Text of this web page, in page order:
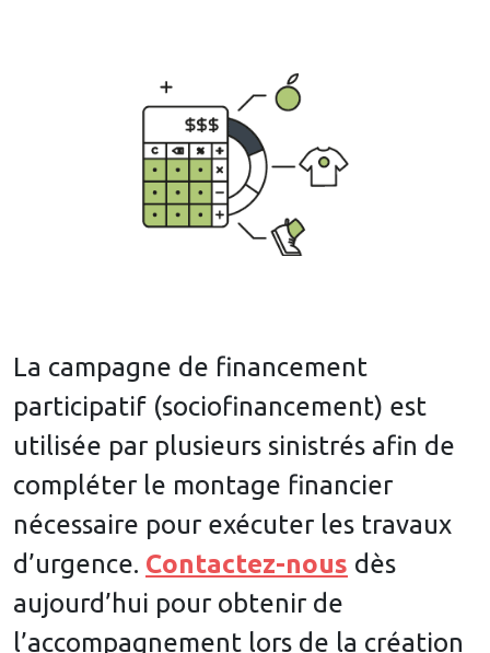
La campagne de financement
participatif (sociofinancement) est
utilisée par plusieurs sinistrés afin de
compléter le montage financier
nécessaire pour exécuter les travaux
d’urgence. Contactez-nous dès
aujourd’hui pour obtenir de
l’accompagnement lors de la création